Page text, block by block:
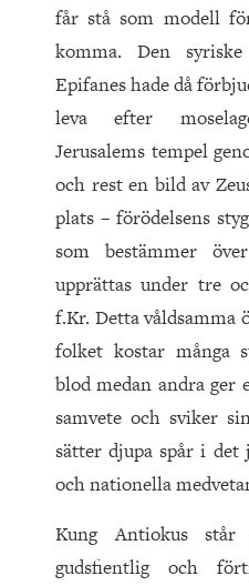
får stå som modell
komma. Den
Epifanes hade då
leva efter
Jerusalems tempel
och rest en bild av
plats – förödelsens
som bestämmer
upprättas under tre
f.Kr. Detta våldsamma
folket kostar många
blod medan andra ger
samvete och sviker
sätter djupa spår i det
och nationella
Kung Antiokus
gudsfientlig och